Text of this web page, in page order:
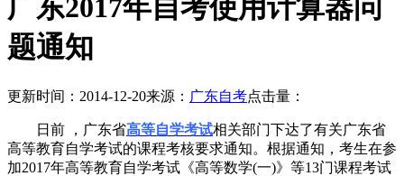
广东2017年自考使用计算器问
题通知
更新时间：2014-12-20来源： 广东自考点击量：
日前 ，广东省高等自学考试相关部门下达了有关广东省
高等教育自学考试的课程考核要求通知。根据通知，考生在参
加2017年高等教育自学考试《高等数学(一)》等13门课程考试